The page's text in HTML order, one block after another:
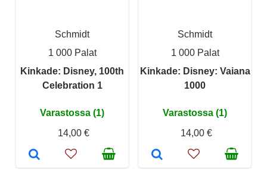
Schmidt
1 000 Palat
Kinkade: Disney, 100th
Celebration 1
Varastossa (1)
14,00 €
Schmidt
1 000 Palat
Kinkade: Disney: Vaiana
1000
Varastossa (1)
14,00 €